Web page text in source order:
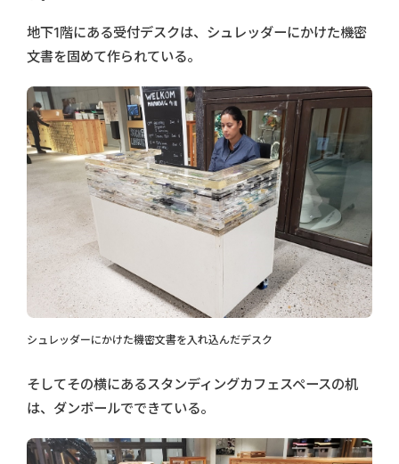
地下1階にある受付デスクは、シュレッダーにかけた機密
文書を固めて作られている。
シュレッダーにかけた機密文書を入れ込んだデスク
そしてその横にあるスタンディングカフェスペースの机
は、ダンボールでできている。